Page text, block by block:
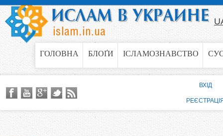
Jump to navigation
ГОЛОВНА БЛОҐИ ІСЛАМОЗНАВСТВО
ВХІД